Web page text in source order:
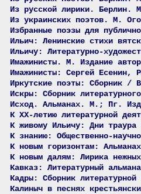
Из русской лирики. Берлин.
Из украинских поэтов. М.
Избранные поэзы для
Ильич: Ленинские стихи
Ильичу: Литературно-
Имажинисты. М. Издание
Имажинисты: Сергей Есенин,
Иркутские поэты: Сборник /
Искры: Сборник
Исход. Альманах. М.; Пг.
К XX-летию литературной
К живому Ильичу: Дни
К знанию: Общественно-
К новым горизонтам:
К новым далям: Лирика
Кавказ: Литературный
Кадры: Сборник
Калиныч в песнях